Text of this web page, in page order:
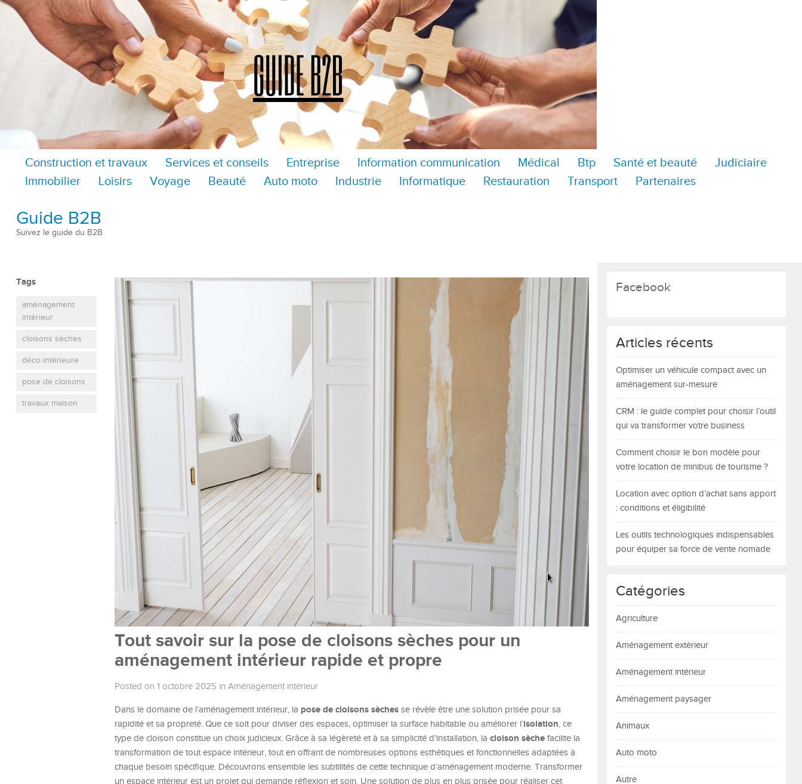
Construction et travaux Services et conseils Entreprise Information communication Médical Btp Santé et beauté
Judiciaire
Immobilier
Loisirs Voyage Beauté Auto moto Industrie Informatique Restauration Transport Partenaires
Guide B2B
Suivez le guide du B2B
Tags
aménagement
intérieur
cloisons sèches
déco intérieure
pose de cloisons
travaux maison
Tout savoir sur la pose de cloisons sèches pour un
aménagement intérieur rapide et propre
Posted on 1 octobre 2025 in Aménagement intérieur
Dans le domaine de l’aménagement intérieur, la pose de cloisons sèches se révèle être une solution prisée pour sa
rapidité et sa propreté. Que ce soit pour diviser des espaces, optimiser la surface habitable ou améliorer l’isolation, ce
type de cloison constitue un choix judicieux. Grâce à sa légèreté et à sa simplicité d’installation, la cloison sèche facilite la
transformation de tout espace intérieur, tout en offrant de nombreuses options esthétiques et fonctionnelles adaptées à
chaque besoin spécifique. Découvrons ensemble les subtilités de cette technique d’aménagement moderne. Transformer
un espace intérieur est un projet qui demande réflexion et soin. Une solution de plus en plus prisée pour réaliser cet
Facebook
Articles récents
Optimiser un véhicule compact avec un
aménagement sur-mesure
CRM : le guide complet pour choisir l’outil
qui va transformer votre business
Comment choisir le bon modèle pour
votre location de minibus de tourisme ?
Location avec option d’achat sans apport
: conditions et éligibilité
Les outils technologiques indispensables
pour équiper sa force de vente nomade
Catégories
Agriculture
Aménagement extérieur
Aménagement intérieur
Aménagement paysager
Animaux
Auto moto
Autre